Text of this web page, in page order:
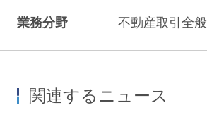
業務分野 不動産取引全般
関連するニュース